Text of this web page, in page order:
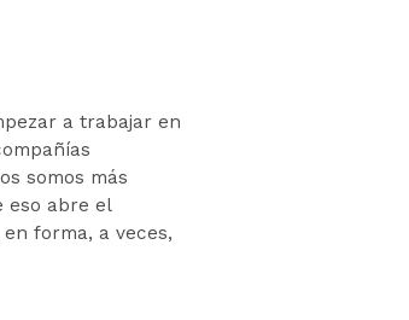
a trabajar en
somos más
eso abre el
forma, a veces,